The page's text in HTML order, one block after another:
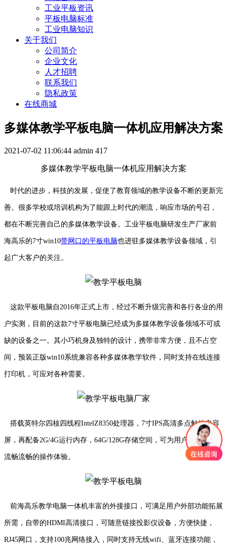
工业平板资讯
平板电脑标准
工业电脑知识
关于我们
公司简介
企业文化
人才招聘
联系我们
隐私政策
在线商城
多媒体教学平板电脑一体机应用解决方案
2021-07-02 11:06:44 admin 417
多媒体教学平板电脑一体机应用解决方案
时代的进步，科技的发展，促使了教育领域的教学设备不断的更新完
善。很多学校或培训机构为了能跟上时代的潮流，响应市场的号召，
都在不断完善自己的多媒体教学设备。工业平板电脑研发生产厂家前
海高乐的7寸win10带网口的平板电脑也进驻多媒体教学设备领域，引
起广大客户的关注。
这款平板电脑自2016年正式上市，经过不断升级完善和各行各业的用
户实测，目前的这款7寸平板电脑已经成为多媒体教学设备领域不可或
缺的设备之一。其小巧机身及独特的设计，携带非常方便，且不占空
间，预装正版win10系统兼容各种多媒体教学软件，同时支持在线连接
打印机，可应对各种需要。
搭载英特尔四核四线程IntelZ8350处理器，7寸IPS高清多点触控电容
屏，再配备2G/4G运行内存，64G/128G存储空间，可为用户带来快速
流畅流畅的操作体验。
前海高乐教学电脑一体机丰富的外接接口，可满足用户外部功能拓展
所需，自带的HDMI高清接口，可随意链接投影仪设备，方便快捷，
RJ45网口，支持100兆网络接入，同时支持无线wifi、蓝牙连接功能，